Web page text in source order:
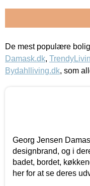
De mest populære
Damask.dk,
Bydahlliving.dk, som
Georg Jensen
designbrand, og i
badet, bordet,
her for at se deres